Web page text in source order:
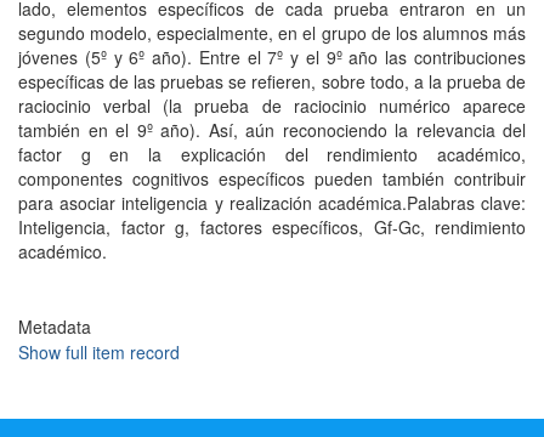
lado, elementos específicos de cada prueba entraron en un
segundo modelo, especialmente, en el grupo de los alumnos más
jóvenes (5º y 6º año). Entre el 7º y el 9º año las contribuciones
específicas de las pruebas se refieren, sobre todo, a la prueba de
raciocinio verbal (la prueba de raciocinio numérico aparece
también en el 9º año). Así, aún reconociendo la relevancia del
factor g en la explicación del rendimiento académico,
componentes cognitivos específicos pueden también contribuir
para asociar inteligencia y realización académica.Palabras clave:
Inteligencia, factor g, factores específicos, Gf-Gc, rendimiento
académico.
Metadata
Show full item record